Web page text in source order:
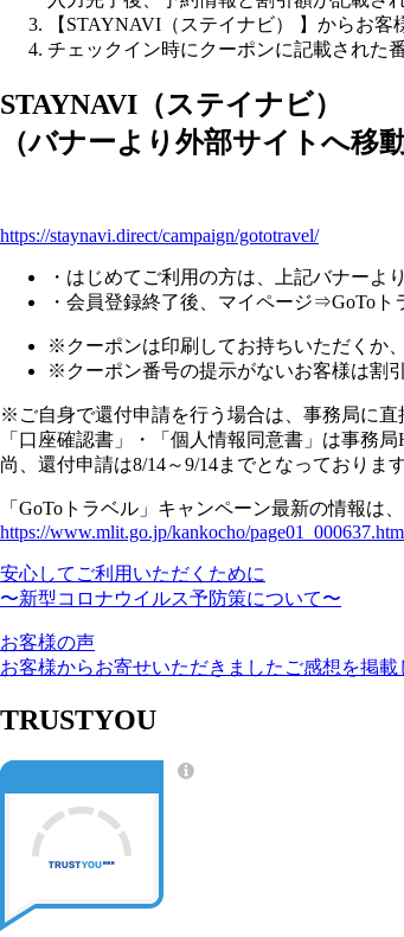
【STAYNAVI（ステイナビ） 】からお
チェックイン時にクーポンに記載された
STAYNAVI（ステイナビ）
（バナーより外部サイトへ移
https://staynavi.direct/campaign/gototravel/
・はじめてご利用の方は、上記バナーよ
・会員登録終了後、 マイページ⇒GoToト
※クーポンは印刷してお持ちいただくか
※クーポン番号の提示がないお客様は割
※ご自身で還付申請を行う場合は、事務局に
「口座確認書」・「個人情報同意書」は事務局
尚、還付申請は8/14～9/14までとなっております
「GoToトラベル」キャンペーン最新の情報は
https://www.mlit.go.jp/kankocho/
安心してご利用いただくために
〜新型コロナウイルス予防策について〜
お客様の声
お客様からお寄せいただきましたご感想を掲載
TRUSTYOU